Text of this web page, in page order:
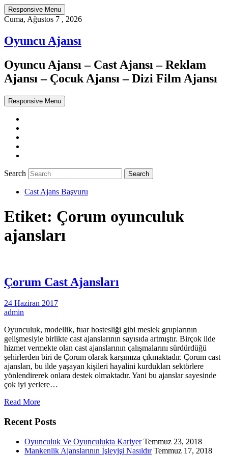
Responsive Menu
Cuma, Ağustos 7 , 2026
Oyuncu Ajansı
Oyuncu Ajansı – Cast Ajansı – Reklam
Ajansı – Çocuk Ajansı – Dizi Film Ajansı
Responsive Menu
Search
Cast Ajans Başvuru
Etiket: Çorum oyunculuk
ajansları
Çorum Cast Ajansları
24 Haziran 2017
admin
Oyunculuk, modellik, fuar hostesliği gibi meslek gruplarının
gelişmesiyle birlikte cast ajanslarının sayısıda artmıştır. Birçok ilde
hizmet vermekte olan cast ajanslarının çalışmalarını sürdürdüğü
şehirlerden biri de Çorum olarak karşımıza çıkmaktadır. Çorum cast
ajansları, bu ilde yaşayan kişileri hayalini kurdukları sektörlere
yönlendirerek onlara destek olmaktadır. Yani bu ajanslar sayesinde
çok iyi yerlere…
Read More
Recent Posts
Oyunculuk Ve Oyunculukta Kariyer Temmuz 23, 2018
Mankenlik Ajanslarının İşleyişi Nasıldır Temmuz 17, 2018